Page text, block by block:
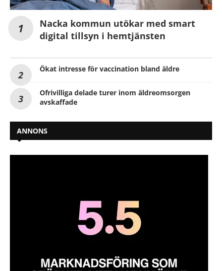
Nacka kommun utökar med smart
digital tillsyn i hemtjänsten
Ökat intresse för vaccination bland äldre
Ofrivilliga delade turer inom äldreomsorgen
avskaffade
ANNONS